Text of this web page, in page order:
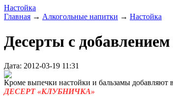
Настойка
Главная → Алкогольные напитки → Настойка
Десерты с
Дата: 2012-03-19 11:31
Кроме выпечки настойки и бальзамы
ДЕСЕРТ «КЛУБНИЧКА»